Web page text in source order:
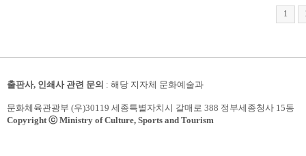
1
출판사, 인쇄사 관련 문의 : 해당 지자체 문화예술과
문화체육관광부 (우)30119 세종특별자치시 갈매로 388 정부세종청사 15동
Copyright ⓒ Ministry of Culture, Sports and Tourism